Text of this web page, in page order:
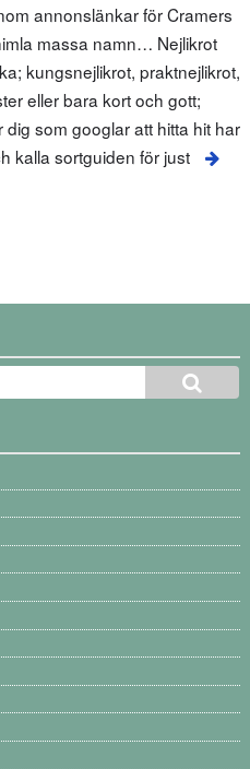
annonslänkar för Cramers
massa namn… Nejlikrot
kungsnejlikrot, praktnejlikrot,
eller bara kort och gott;
dig som googlar att hitta hit har
kalla sortguiden för just